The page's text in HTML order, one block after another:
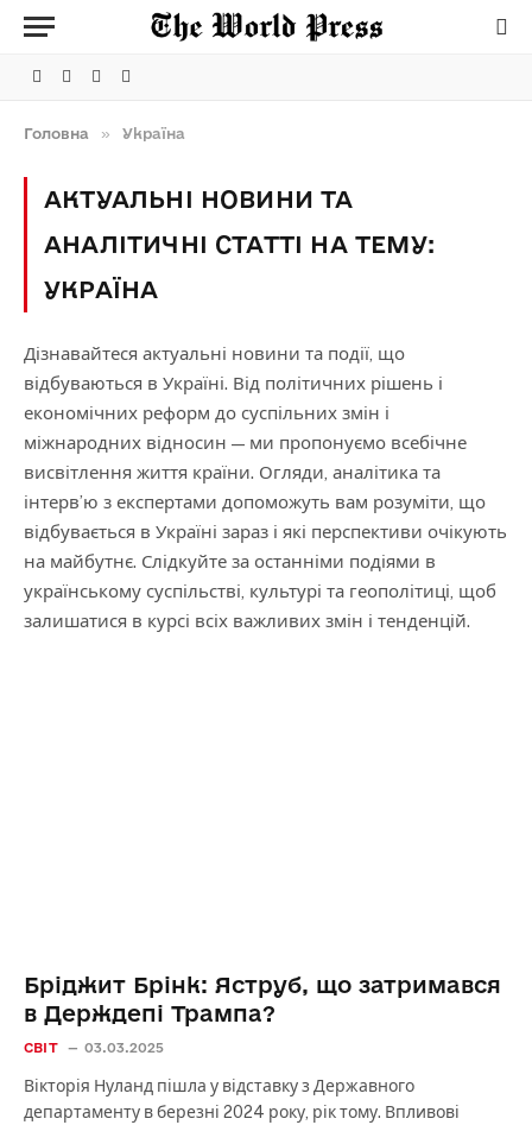
Facebook
Telegram
Instagram
X
Головна » Україна
АКТУАЛЬНІ НОВИНИ ТА
АНАЛІТИЧНІ СТАТТІ НА ТЕМУ:
УКРАЇНА
Дізнавайтеся актуальні новини та події, що
відбуваються в Україні. Від політичних рішень і
економічних реформ до суспільних змін і
міжнародних відносин — ми пропонуємо всебічне
висвітлення життя країни. Огляди, аналітика та
інтерв’ю з експертами допоможуть вам розуміти, що
відбувається в Україні зараз і які перспективи очікують
на майбутнє. Слідкуйте за останніми подіями в
українському суспільстві, культурі та геополітиці, щоб
залишатися в курсі всіх важливих змін і тенденцій.
Бріджит Брінк: Яструб, що затримався
в Держдепі Трампа?
СВІТ 03.03.2025
Вікторія Нуланд пішла у відставку з Державного
департаменту в березні 2024 року, рік тому. Впливові